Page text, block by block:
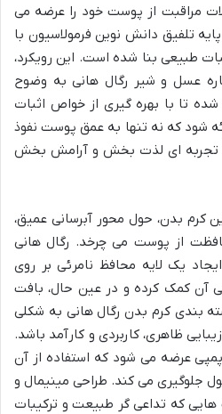
مراقبت از پوست خود را عرضه می
تلفیق دانش نوین فرمولاسیون با
طبیعی بنا شده است. این رویکرد،
عسل و شیر رگال هانی به وضوح
تا با بهره گیری از خواص اثبات
شود که نه تنها به عمق پوست نفوذ
تجربه ای لذت بخش و آرامش بخش
کرم بدن، حول محور آبرسانی عمیق،
از پوست می چرخد. رگال هانی
یک لایه محافظ نامرئی بر روی
آن کمک کرده و در عین حال، بافت
بندی کرم بدن رگال هانی به شکلی
ظاهری، کاربردی و کارآمد باشد.
عرضه می شود که استفاده از آن
جلوگیری می کند. طراحی مینیمال و
هایی که تداعی گر طبیعت و ترکیبات